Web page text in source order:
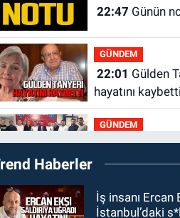
22:47 Günün
GÜNDEM
22:01
hayatını kaybetti
GÜNDEM
21:22Savaş Çiloğlu ve
yönetimi
GÜNDEM
21:05Öğretmenlere
Haberler
İş insanı Ercan
İstanbul’daki